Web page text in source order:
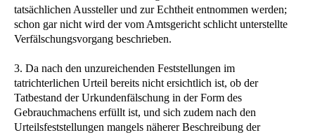
tatsächlichen Aussteller und zur Echtheit entnommen werden;
schon gar nicht wird der vom Amtsgericht schlicht unterstellte
Verfälschungsvorgang beschrieben.
3. Da nach den unzureichenden Feststellungen im
tatrichterlichen Urteil bereits nicht ersichtlich ist, ob der
Tatbestand der Urkundenfälschung in der Form des
Gebrauchmachens erfüllt ist, und sich zudem nach den
Urteilsfeststellungen mangels näherer Beschreibung der